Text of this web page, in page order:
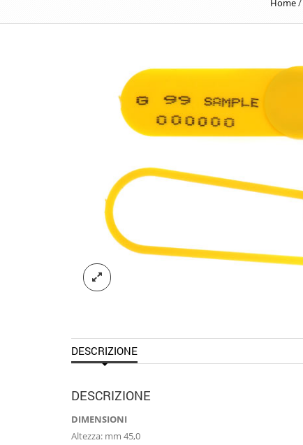
Home/
DESCRIZIONE
DESCRIZIONE
DIMENSIONI
Altezza: mm 45,0